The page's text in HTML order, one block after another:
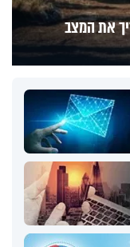
את המצב